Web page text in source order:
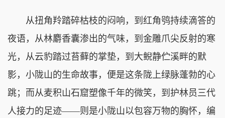
从扭角羚踏碎枯枝的闷响，到红角鸮持续滴答的
夜语，从林麝香囊渗出的气味，到金雕爪尖反射的寒
光，从云豹踏过苔藓的掌垫，到大鲵静伫溪畔的默
影，小陇山的生命故事，便是这条陇上绿脉蓬勃的心
跳；而从麦积山石窟塑像千年的微笑，到护林员三代
人接力的足迹——则是小陇山以包容万物的胸怀，编